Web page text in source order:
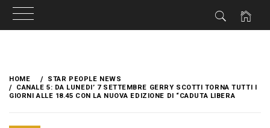
content
HOME
STAR PEOPLE NEWS
CANALE 5: DA LUNEDI’ 7 SETTEMBRE GERRY SCOTTI TORNA TUTTI I
GIORNI ALLE 18.45 CON LA NUOVA EDIZIONE DI “CADUTA LIBERA